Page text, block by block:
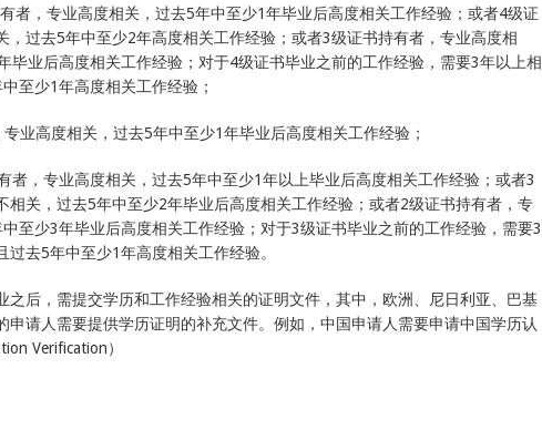
者，专业高度相关，过去5年中至少1年毕业后高度相关工作经验；或者4级证
，过去5年中至少2年高度相关工作经验；或者3级证书持有者，专业高度相
毕业后高度相关工作经验；对于4级证书毕业之前的工作经验，需要3年以上相
至少1年高度相关工作经验；
业高度相关，过去5年中至少1年毕业后高度相关工作经验；
者，专业高度相关，过去5年中至少1年以上毕业后高度相关工作经验；或者3
相关，过去5年中至少2年毕业后高度相关工作经验；或者2级证书持有者，专
至少3年毕业后高度相关工作经验；对于3级证书毕业之前的工作经验，需要3
过去5年中至少1年高度相关工作经验。
之后，需提交学历和工作经验相关的证明文件，其中，欧洲、尼日利亚、巴基
申请人需要提供学历证明的补充文件。例如，中国申请人需要申请中国学历认
Verification）